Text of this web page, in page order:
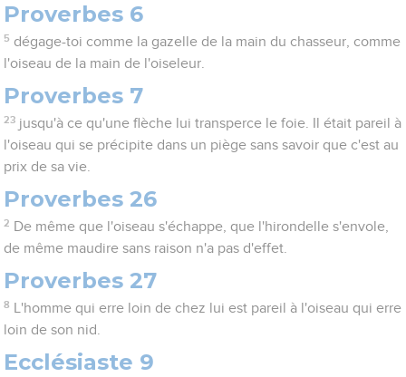
Proverbes 6
5 dégage-toi comme la gazelle de la main du chasseur, comme
l'oiseau de la main de l'oiseleur.
Proverbes 7
23 jusqu'à ce qu'une flèche lui transperce le foie. Il était pareil à
l'oiseau qui se précipite dans un piège sans savoir que c'est au
prix de sa vie.
Proverbes 26
2 De même que l'oiseau s'échappe, que l'hirondelle s'envole,
de même maudire sans raison n'a pas d'effet.
Proverbes 27
8
L'homme qui erre loin de chez lui est pareil à l'oiseau qui erre
loin de son nid.
Ecclésiaste 9